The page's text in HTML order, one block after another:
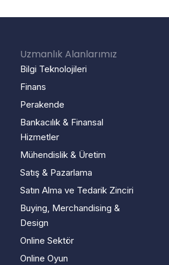
Uzmanlık Alanlarımız
Bilgi Teknolojileri
Finans
Perakende
Bankacılık & Finansal
Hizmetler
Mühendislik & Üretim
Satış & Pazarlama
Satın Alma ve Tedarik Zinciri
Buying, Merchandising &
Design
Online Sektör
Online Oyun